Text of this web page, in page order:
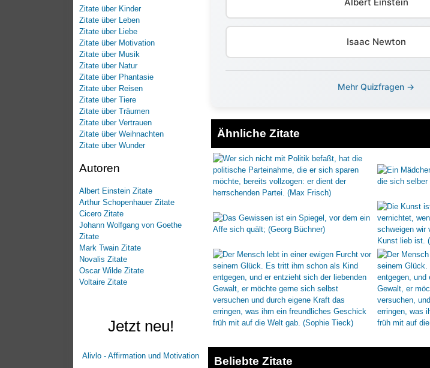
Zitate über Kinder
Zitate über Leben
Zitate über Liebe
Zitate über Motivation
Zitate über Musik
Zitate über Natur
Zitate über Phantasie
Zitate über Reisen
Zitate über Tiere
Zitate über Träumen
Zitate über Vertrauen
Zitate über Weihnachten
Zitate über Wunder
Autoren
Albert Einstein Zitate
Arthur Schopenhauer Zitate
Cicero Zitate
Johann Wolfgang von Goethe
Zitate
Mark Twain Zitate
Novalis Zitate
Oscar Wilde Zitate
Voltaire Zitate
Jetzt neu!
Alivlo - Affirmation und Motivation
Isaac Newton
Mehr Quizfragen →
Ähnliche Zitate
Beliebte Zitate